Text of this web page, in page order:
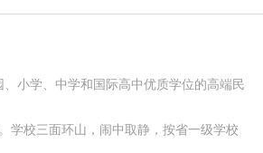
小学、中学和国际高中优质学位的高端民
学校三面环山，闹中取静，按省一级学校